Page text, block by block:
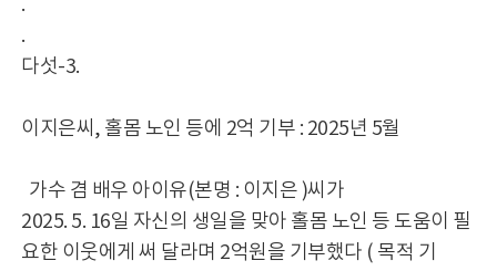
.
.
다섯-3.
이지은씨, 홀몸 노인 등에 2억 기부 : 2025년 5월
가수 겸 배우 아이유(본명 : 이지은 )씨가
2025. 5. 16일 자신의 생일을 맞아 홀몸 노인 등 도움이 필
요한 이웃에게 써 달라며 2억원을 기부했다 ( 목적 기